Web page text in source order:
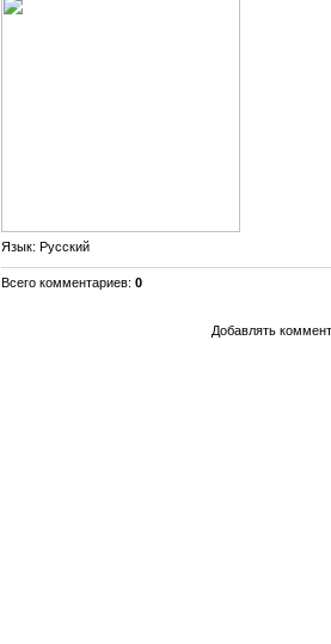
Язык: Русский
Всего комментариев: 0
Добавлять